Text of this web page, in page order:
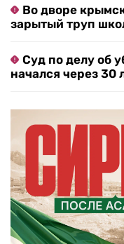
Во дворе
зарытый труп
Суд по делу об
начался через 30